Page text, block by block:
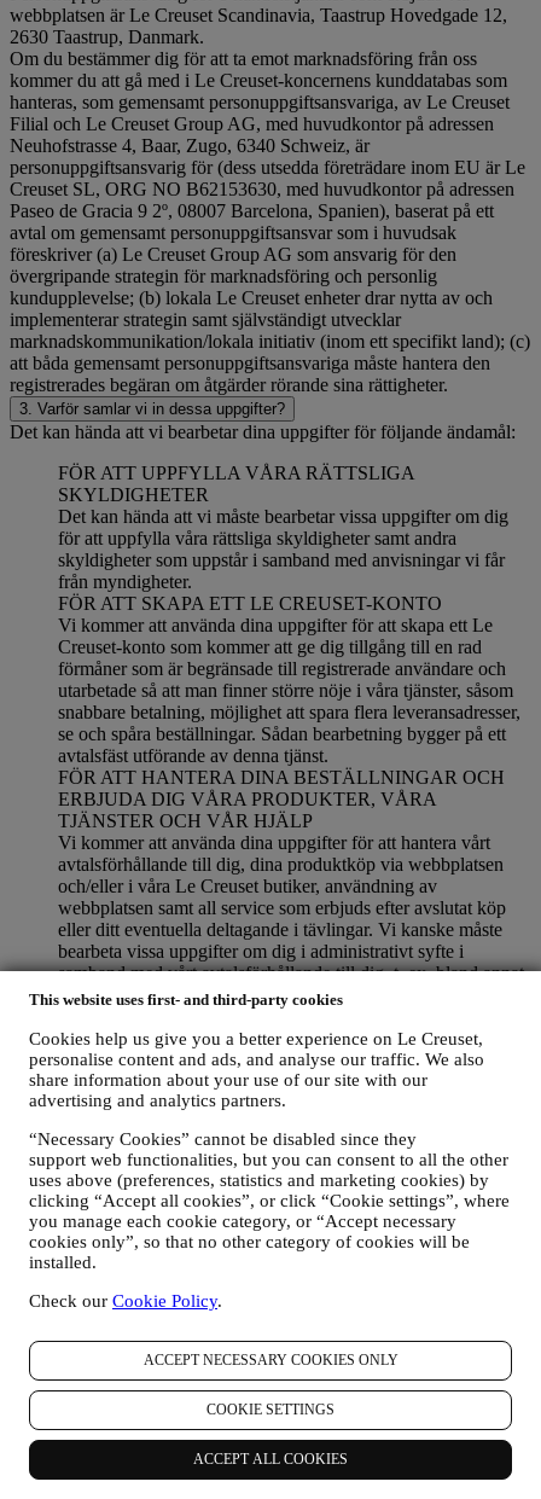
This website uses first- and third-party cookies
Cookies help us give you a better experience on Le Creuset,
personalise content and ads, and analyse our traffic. We also
share information about your use of our site with our
advertising and analytics partners.
“Necessary Cookies” cannot be disabled since they
support web functionalities, but you can consent to all the other
uses above (preferences, statistics and marketing cookies) by
clicking “Accept all cookies”, or click “Cookie settings”, where
you manage each cookie category, or “Accept necessary
cookies only”, so that no other category of cookies will be
installed.
Check our Cookie Policy.
ACCEPT NECESSARY COOKIES ONLY
COOKIE SETTINGS
ACCEPT ALL COOKIES
webbplatsen är Le Creuset Scandinavia, Taastrup Hovedgade 12,
2630 Taastrup, Danmark.
Om du bestämmer dig för att ta emot marknadsföring från oss
kommer du att gå med i Le Creuset-koncernens kunddatabas som
hanteras, som gemensamt personuppgiftsansvariga, av Le Creuset
Filial och Le Creuset Group AG, med huvudkontor på adressen
Neuhofstrasse 4, Baar, Zugo, 6340 Schweiz, är
personuppgiftsansvarig för (dess utsedda företrädare inom EU är Le
Creuset SL, ORG NO B62153630, med huvudkontor på adressen
Paseo de Gracia 9 2º, 08007 Barcelona, Spanien), baserat på ett
avtal om gemensamt personuppgiftsansvar som i huvudsak
föreskriver (a) Le Creuset Group AG som ansvarig för den
övergripande strategin för marknadsföring och personlig
kundupplevelse; (b) lokala Le Creuset enheter drar nytta av och
implementerar strategin samt självständigt utvecklar
marknadskommunikation/lokala initiativ (inom ett specifikt land); (c)
att båda gemensamt personuppgiftsansvariga måste hantera den
registrerades begäran om åtgärder rörande sina rättigheter.
3. Varför samlar vi in dessa uppgifter?
Det kan hända att vi bearbetar dina uppgifter för följande ändamål:
FÖR ATT UPPFYLLA VÅRA RÄTTSLIGA
SKYLDIGHETER
Det kan hända att vi måste bearbetar vissa uppgifter om dig
för att uppfylla våra rättsliga skyldigheter samt andra
skyldigheter som uppstår i samband med anvisningar vi får
från myndigheter.
FÖR ATT SKAPA ETT LE CREUSET-KONTO
Vi kommer att använda dina uppgifter för att skapa ett Le
Creuset-konto som kommer att ge dig tillgång till en rad
förmåner som är begränsade till registrerade användare och
utarbetade så att man finner större nöje i våra tjänster, såsom
snabbare betalning, möjlighet att spara flera leveransadresser,
se och spåra beställningar. Sådan bearbetning bygger på ett
avtalsfäst utförande av denna tjänst.
FÖR ATT HANTERA DINA BESTÄLLNINGAR OCH
ERBJUDA DIG VÅRA PRODUKTER, VÅRA
TJÄNSTER OCH VÅR HJÄLP
Vi kommer att använda dina uppgifter för att hantera vårt
avtalsförhållande till dig, dina produktköp via webbplatsen
och/eller i våra Le Creuset butiker, användning av
webbplatsen samt all service som erbjuds efter avslutat köp
eller ditt eventuella deltagande i tävlingar. Vi kanske måste
bearbeta vissa uppgifter om dig i administrativt syfte i
samband med vårt avtalsförhållande till dig, t. ex. bland annat
bokföring, fakturering och revision, verifiering av kontokort,
och statistisk analys m.m. Emellanåt kan det hända att vi
måste kontakta dig på grund av administrativa eller
verksamhetsmässiga skäl. Till exempel för att skicka dig
information om ditt köp. Vi kommer också att använda dina
webbplats eller genom andra kanaler. Sådan bearbetning
bygger på ett avtalsfäst utförande av våra e-handelstjänster.
FÖR ATT INFORMERA DIG OM LE CREUSETS
PRODUKTNYHETER OCH ERBJUDANDEN
Om du har samtyckt till att vi gör det (till exempel genom att
prenumerera på vårt nyhetsbrev när du skapar ett konto på
och nyheter om initiativ relaterade till Le Creuset som
och samarbetspartner utifrån dina preferenser. Vi kommer att
kontakta dig via e-post, SMS eller sociala medier men även
med hjälp av automatiserade medel. Sådan kommunikation
kommer att beröra Le Creuset-produkter, nya
butiksöppningar, exklusiva evenemang, tävlingar,
undersökningar, demonstrationer organiserade av Le Creuset